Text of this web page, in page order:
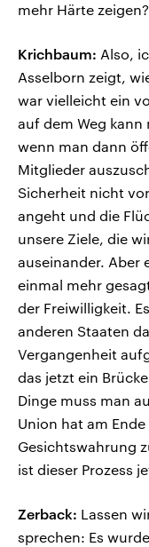
mehr Härte zeigen?
Krichbaum: Also,
Asselborn zeigt,
war vielleicht ein
auf dem Weg
wenn man dann
Mitglieder
Sicherheit nicht
angeht und die
unsere Ziele, die
auseinander. Aber
einmal mehr
der Freiwilligkeit.
anderen Staaten
Vergangenheit
das jetzt ein
Dinge muss man
Union hat am
Gesichtswahrung
ist dieser Prozess
Zerback: Lassen
sprechen: Es